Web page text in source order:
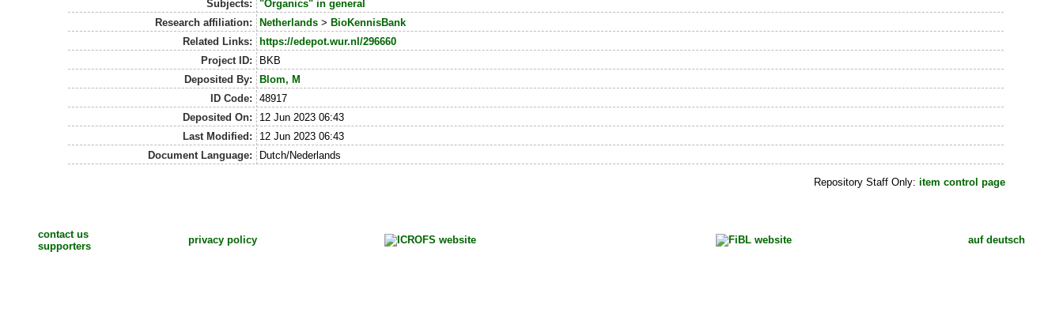
Subjects:
"Organics" in general
Research affiliation:
Netherlands > BioKennisBank
Related Links:
https://edepot.wur.nl/296660
Project ID:
BKB
Deposited By:
Blom, M
ID Code:
48917
Deposited On:
12 Jun 2023 06:43
Last Modified:
12 Jun 2023 06:43
Document Language:
Dutch/Nederlands
Repository Staff Only: item control page
contact us
supporters
privacy policy auf deutsch